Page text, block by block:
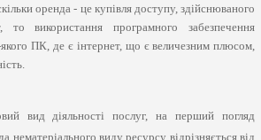
оренда - це купівля доступу, здійснюваного
то використання програмного забезпечення
ПК, де є інтернет, що є величезним плюсом,
вид діяльності послуг, на перший погляд
виду ресурсу відрізняється від